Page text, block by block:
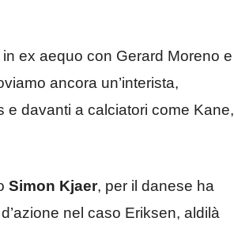
in ex aequo con Gerard Moreno e
ancora un’interista,
davanti a calciatori come Kane,
Simon Kjaer, per il danese ha
nel caso Eriksen, aldilà